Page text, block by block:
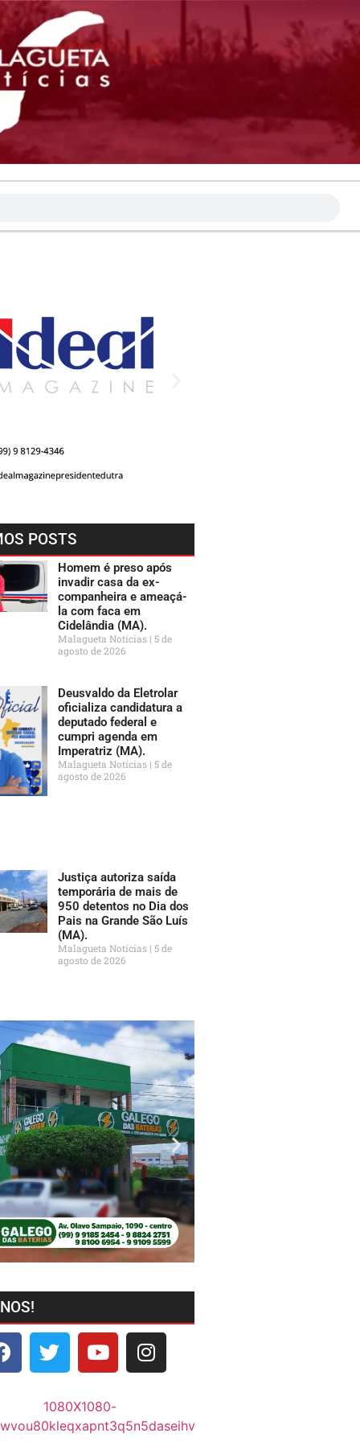
POSTS
Homem é preso após
invadir casa da ex-
companheira e ameaçá-
la com faca em
Cidelândia (MA).
Malagueta Notícias 5 de
agosto de 2026
Deusvaldo da Eletrolar
oficializa candidatura a
deputado federal e
cumpri agenda em
Imperatriz (MA).
Malagueta Notícias 5 de
agosto de 2026
Justiça autoriza saída
temporária de mais de
950 detentos no Dia dos
Pais na Grande São Luís
(MA).
Malagueta Notícias 5 de
agosto de 2026